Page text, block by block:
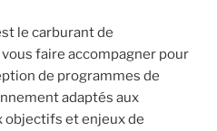
le carburant de
vous faire accompagner pour
de programmes de
adaptés aux
objectifs et enjeux de